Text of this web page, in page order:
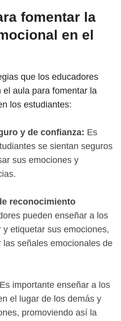
fomentar la
en el
que los educadores
aula para fomentar la
los estudiantes:
y de confianza: Es
se sientan seguros
sus emociones y
reconocimiento
pueden enseñar a los
etiquetar sus emociones,
señales emocionales de
Es importante enseñar a los
el lugar de los demás y
promoviendo así la